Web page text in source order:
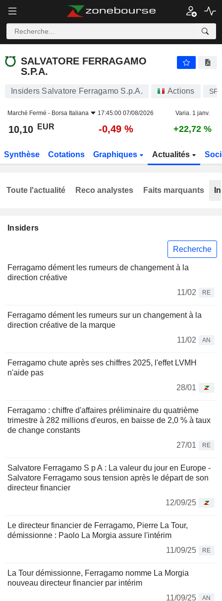
SALVATORE FERRAGAMO
S.P.A.
Insiders Salvatore Ferragamo S.p.A. Actions
Marché Fermé - Borsa Italiana 17:45:00 07/08/2026 Varia. 1 janv.
10,10 EUR -0,49 % +22,72 %
Synthèse Cotations Graphiques Actualités
Insiders
Recherche
Ferragamo dément les rumeurs de changement à la
direction créative
11/02
RE
Ferragamo dément les rumeurs sur un changement à la
direction créative de la marque
11/02
AN
Ferragamo chute après ses chiffres 2025, l'effet LVMH
n'aide pas
28/01
Ferragamo : chiffre d'affaires préliminaire du quatrième
trimestre à 282 millions d'euros, en baisse de 2,0 % à taux
de change constants
27/01
RE
Salvatore Ferragamo S p A : La valeur du jour en Europe -
Salvatore Ferragamo sous tension après le départ de son
directeur financier
12/09/25
Le directeur financier de Ferragamo, Pierre La Tour,
démissionne : Paolo La Morgia assure l'intérim
11/09/25
RE
La Tour démissionne, Ferragamo nomme La Morgia
nouveau directeur financier par intérim
11/09/25
AN
Toute l'actualité Reco analystes Faits marquants